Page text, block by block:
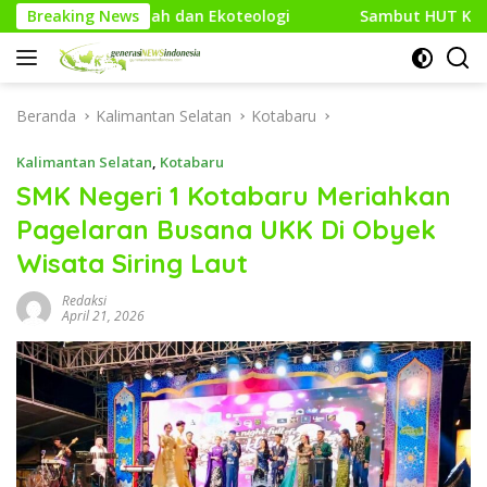
Langsung
ke
konten
Breaking News
Ekoteologi Sambut HUT Kodam XXI/Raden Intan,
Beranda Kalimantan Selatan Kotabaru
Kalimantan Selatan, Kotabaru
SMK Negeri 1 Kotabaru Meriahkan
Pagelaran Busana UKK Di Obyek
Wisata Siring Laut
Redaksi
April 21, 2026